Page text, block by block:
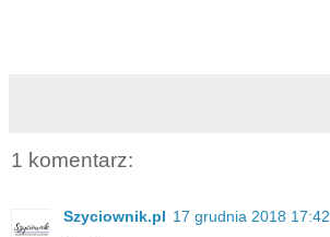
1 komentarz:
Szyciownik.pl 17 grudnia 2018 17:42